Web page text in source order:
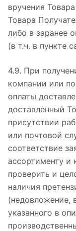
вручения
Товара
либо в заранее
(в т.ч. в пункте
4.9. При
компании или
оплаты
доставленный
присутствии
или почтовой
соответствие
ассортименту и
проверить и
наличия
(недовложение,
указанного в